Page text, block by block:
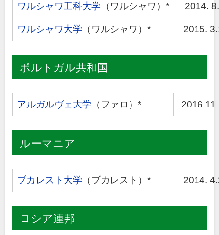
ワルシャワ工科大学 （ワルシャワ）* 2014.
ワルシャワ大学 （ワルシャワ）* 2015.
ポルトガル共和国
アルガルヴェ大学 （ファロ）*
ルーマニア
ブカレスト大学 （ブカレスト）* 2014.
ロシア連邦